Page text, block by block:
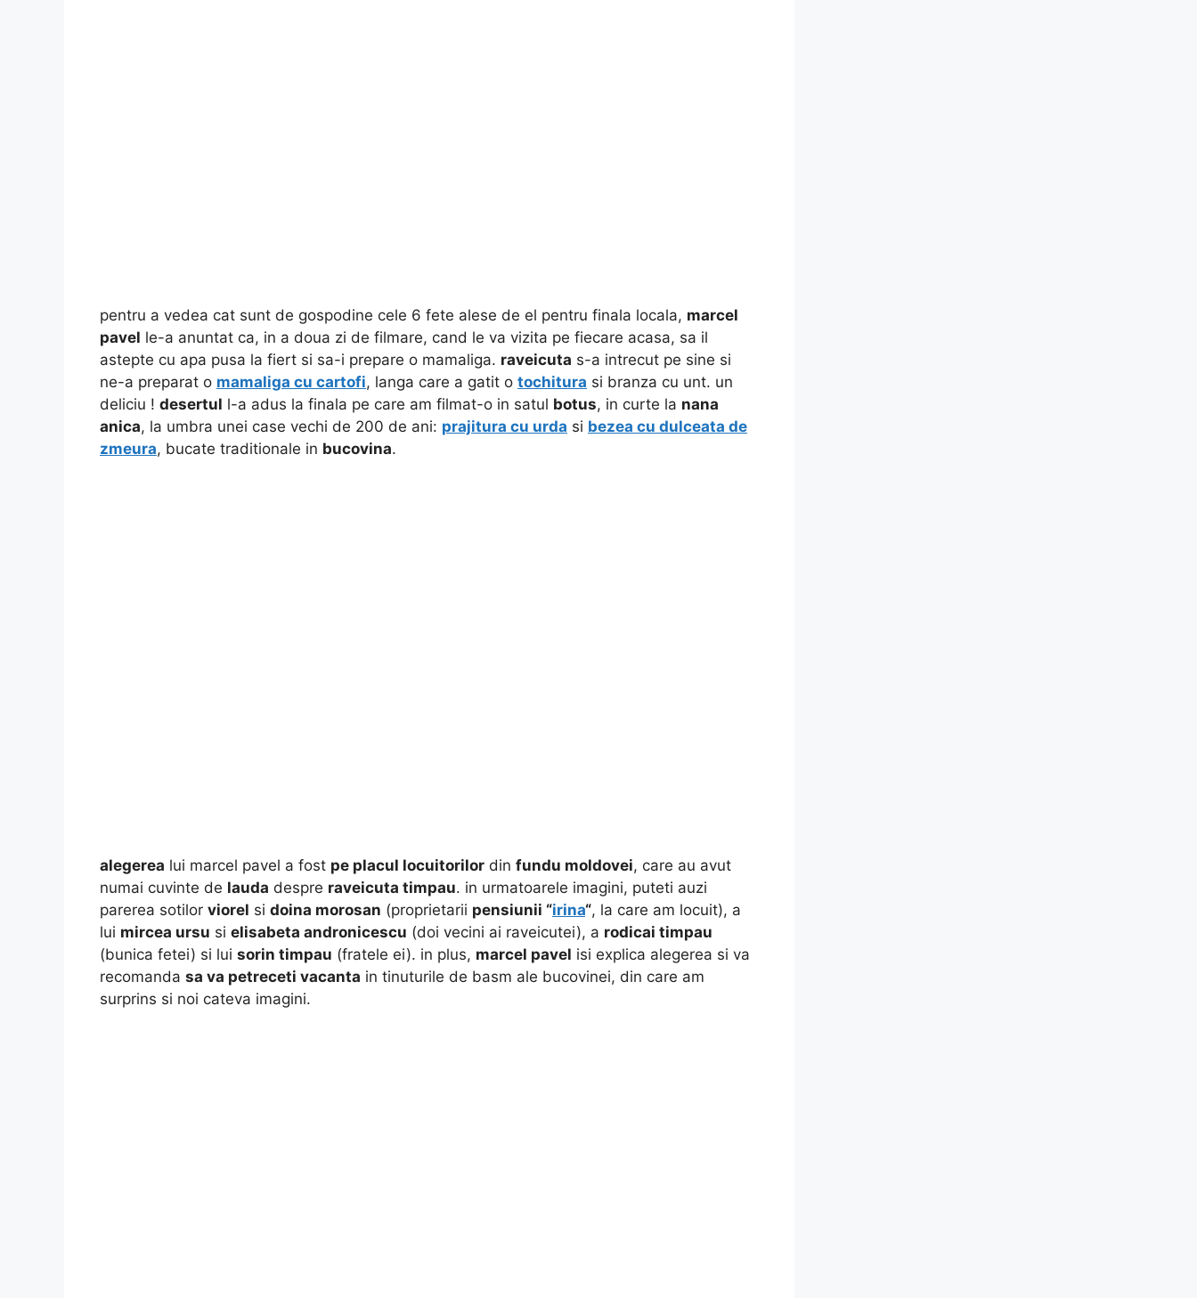
pentru a vedea cat sunt de gospodine cele 6 fete alese de el pentru finala locala, marcel
pavel le-a anuntat ca, in a doua zi de filmare, cand le va vizita pe fiecare acasa, sa il
astepte cu apa pusa la fiert si sa-i prepare o mamaliga. raveicuta s-a intrecut pe sine si
ne-a preparat o mamaliga cu cartofi, langa care a gatit o tochitura si branza cu unt. un
deliciu ! desertul l-a adus la finala pe care am filmat-o in satul botus, in curte la nana
anica, la umbra unei case vechi de 200 de ani: prajitura cu urda si bezea cu dulceata de
zmeura, bucate traditionale in bucovina.
alegerea lui marcel pavel a fost pe placul locuitorilor din fundu moldovei, care au avut
numai cuvinte de lauda despre raveicuta timpau. in urmatoarele imagini, puteti auzi
parerea sotilor viorel si doina morosan (proprietarii pensiunii “irina“, la care am locuit), a
lui mircea ursu si elisabeta andronicescu (doi vecini ai raveicutei), a rodicai timpau
(bunica fetei) si lui sorin timpau (fratele ei). in plus, marcel pavel isi explica alegerea si va
recomanda sa va petreceti vacanta in tinuturile de basm ale bucovinei, din care am
surprins si noi cateva imagini.